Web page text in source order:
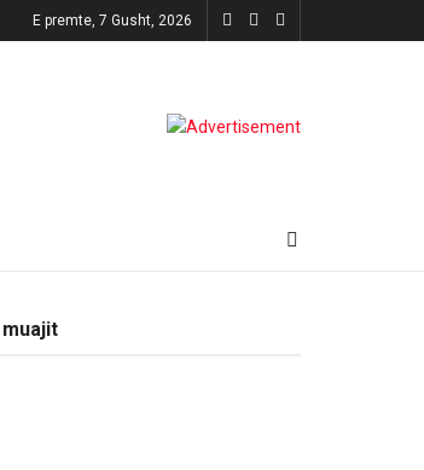
E premte, 7 Gusht, 2026